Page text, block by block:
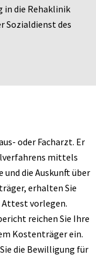
die Rehaklinik
Sozialdienst des
oder Facharzt. Er
mittels
die Auskunft über
erhalten Sie
Attest vorlegen.
reichen Sie Ihre
Kostenträger ein.
die Bewilligung für